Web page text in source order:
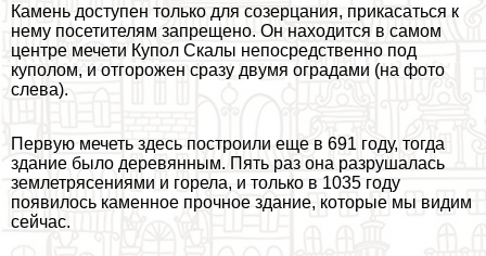
Камень доступен только для созерцания, прикасаться к
нему посетителям запрещено. Он находится в самом
центре мечети Купол Скалы непосредственно под
куполом, и отгорожен сразу двумя оградами (на фото
слева).
Первую мечеть здесь построили еще в 691 году, тогда
здание было деревянным. Пять раз она разрушалась
землетрясениями и горела, и только в 1035 году
появилось каменное прочное здание, которые мы видим
сейчас.